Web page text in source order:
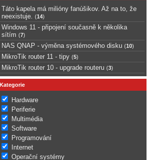
Táto kapela má milióny fanúšikov. Až na to, že
neexistuje.
(14)
Windows 11 - připojení současně k několika
sítím (7)
NAS QNAP - výměna systémového disku (10)
MikroTik router 11 - tipy (5)
MikroTik router 10 - upgrade routeru (3)
Kategorie
Hardware
Periferie
Multimédia
Software
Programování
Internet
Operační systémy